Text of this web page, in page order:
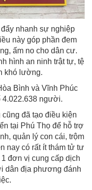
nhanh sự nghiệp
này góp phần đem
ấm no cho dân cư.
hình an ninh trật tự, tệ
khó lường.
Bình và Vĩnh Phúc
4.022.638 người.
đã tạo điều kiện
tại Phú Thọ để hỗ trợ
quản lý con cái, trộm
nay có rất ít thám tử tư
1 đơn vị cung cấp dịch
dân địa phương đánh